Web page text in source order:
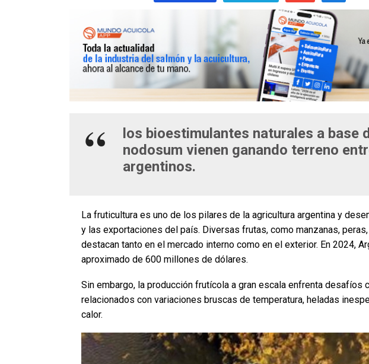
los bioestimulantes naturales a base
nodosum vienen ganando terreno
argentinos.
La fruticultura es uno de los pilares de la agricultura argentina y
y las exportaciones del país. Diversas frutas, como manzanas,
destacan tanto en el mercado interno como en el exterior. En 2024,
aproximado de 600 millones de dólares.
Sin embargo, la producción frutícola a gran escala enfrenta
relacionados con variaciones bruscas de temperatura, heladas
calor.